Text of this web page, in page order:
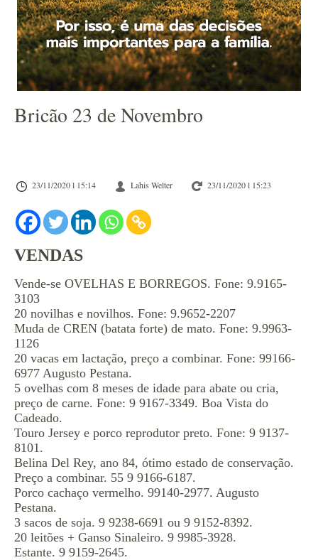
Bricão 23 de Novembro
23/11/2020 l 15:14 Lahis Welter 23/11/2020 l 15:23
VENDAS
Vende-se OVELHAS E BORREGOS. Fone: 9.9165-
3103
20 novilhas e novilhos. Fone: 9.9652-2207
Muda de CREN (batata forte) de mato. Fone: 9.9963-
1126
20 vacas em lactação, preço a combinar. Fone: 99166-
6977 Augusto Pestana.
5 ovelhas com 8 meses de idade para abate ou cria,
preço de carne. Fone: 9 9167-3349. Boa Vista do
Cadeado.
Touro Jersey e porco reprodutor preto. Fone: 9 9137-
8101.
Belina Del Rey, ano 84, ótimo estado de conservação.
Preço a combinar. 55 9 9166-6187.
Porco cachaço vermelho. 99140-2977. Augusto
Pestana.
3 sacos de soja. 9 9238-6691 ou 9 9152-8392.
20 leitões + Ganso Sinaleiro. 9 9985-3928.
Estante. 9 9159-2645.